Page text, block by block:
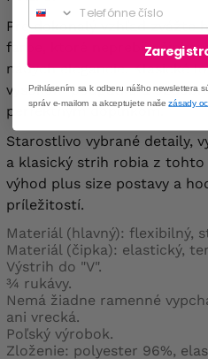
Pre dokonalý vzhľad zvážte
farbe, ktoré neprebije
nádych elegancie. Klasické
vysokom podpätku a
perfektným doplnkom.
Starostlivo vybrané detaily,
a klasický strih robia z
výhod plus size postavy a
príležitostí.
Materiál (hlavný): flexibilný,
Materiál (čipka): elastický,
Výstrih do "V".
¾ rukávy.
Nemá žiadne ramenné
ani vrecká.
Poľský výrobok.
Zloženie: polyester 96%,
Phone
Prihlásením sa k odberu nášho newslettera
správ e-mailom a akceptujete našezásady